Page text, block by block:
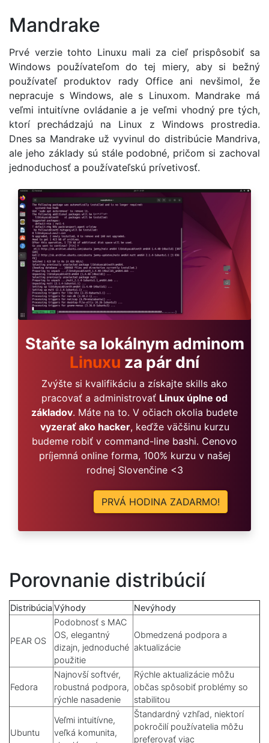
Mandrake
Prvé verzie tohto Linuxu mali za cieľ prispôsobiť sa
Windows používateľom do tej miery, aby si bežný
používateľ produktov rady Office ani nevšimol, že
nepracuje s Windows, ale s Linuxom. Mandrake má
veľmi intuitívne ovládanie a je veľmi vhodný pre tých,
ktorí prechádzajú na Linux z Windows prostredia.
Dnes sa Mandrake už vyvinul do distribúcie Mandriva,
ale jeho základy sú stále podobné, pričom si zachoval
jednoduchosť a používateľskú prívetivosť.
Staňte sa lokálnym adminom
Linuxu za pár dní
Zvýšte si kvalifikáciu a získajte skills ako
pracovať a administrovať Linux úplne od
základov. Máte na to. V očiach okolia budete
vyzerať ako hacker, keďže väčšinu kurzu
budeme robiť v command-line bashi. Cenovo
príjemná online forma, 100% kurzu v našej
rodnej Slovenčine <3
PRVÁ HODINA ZADARMO!
Porovnanie distribúcií
Distribúcia Výhody Nevýhody
PEAR OS
Podobnosť s MAC
OS, elegantný
dizajn, jednoduché
použitie
Obmedzená podpora a
aktualizácie
Fedora
Najnovší softvér,
robustná podpora,
rýchle nasadenie
Rýchle aktualizácie môžu
občas spôsobiť problémy so
stabilitou
Ubuntu
Veľmi intuitívne,
veľká komunita,
Štandardný vzhľad, niektorí
pokročilí používatelia môžu
preferovať viac